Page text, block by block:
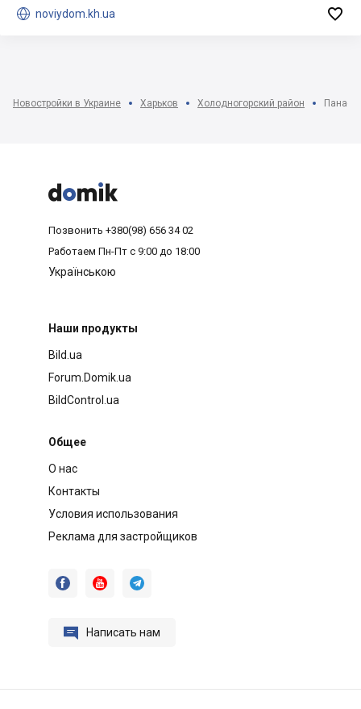
 noviydom.kh.ua 
Новостройки в Украине Харьков Холодногорский район



Позвонить +380(98) 656 34 02
Работаем Пн-Пт с 9:00 до 18:00
Українською
Наши продукты
Bild.ua
Forum.Domik.ua
BildControl.ua
Общее
О нас
Контакты
Условия использования
Реклама для застройщиков
  
 Написать нам